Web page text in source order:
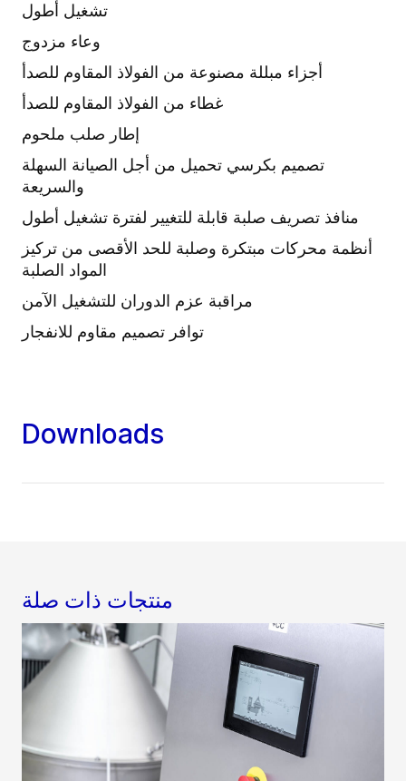
تشغيل أطول
وعاء مزدوج
أجزاء مبللة مصنوعة من الفولاذ المقاوم للصدأ
غطاء من الفولاذ المقاوم للصدأ
إطار صلب ملحوم
تصميم بكرسي تحميل من أجل الصيانة السهلة
والسريعة
منافذ تصريف صلبة قابلة للتغيير لفترة تشغيل أطول
أنظمة محركات مبتكرة وصلبة للحد الأقصى من تركيز
المواد الصلبة
مراقبة عزم الدوران للتشغيل الآمن
توافر تصميم مقاوم للانفجار
Downloads
منتجات ذات صلة